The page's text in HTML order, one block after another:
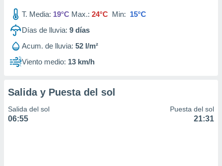
T. Media: 19°C Max.: 24°C Min: 15°C
Días de lluvia: 9 días
Acum. de lluvia: 52 l/m²
Viento medio: 13 km/h
Salida y Puesta del sol
Salida del sol
06:55
Puesta del sol
21:31